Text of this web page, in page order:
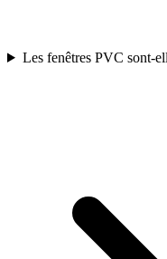
Les fenêtres PVC sont-